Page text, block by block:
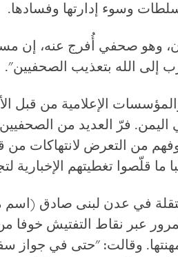
وسوء إدارتها وفسادها.
وهو صحفي أُفرج عنه، إن
إلى الله بتعذيب الصحفيين".
الإعلامية من قبل
اليمن. فرّ العديد من
من التعرض لانتهاكات من
ما قلّصوا تغطيتهم الإخبارية
في عدن لبنى صادق (اسم
عبر نقاط التفتيش خوفا
وقالت: "حتى في جواز